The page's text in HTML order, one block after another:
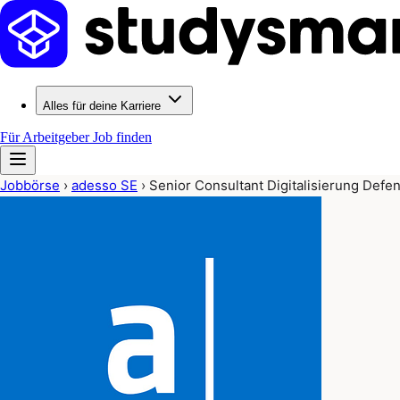
Alles für deine Karriere
Für ArbeitgeberJob finden
Jobbörse › adesso SE › Senior Consultant Digitalisierung